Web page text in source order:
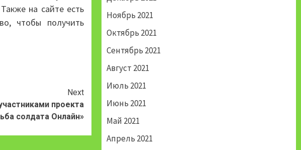
на сайте есть
чтобы получить
Next
проекта
солдата Онлайн»
Ноябрь 2021
Октябрь 2021
Сентябрь 2021
Август 2021
Июль 2021
Июнь 2021
Май 2021
Апрель 2021